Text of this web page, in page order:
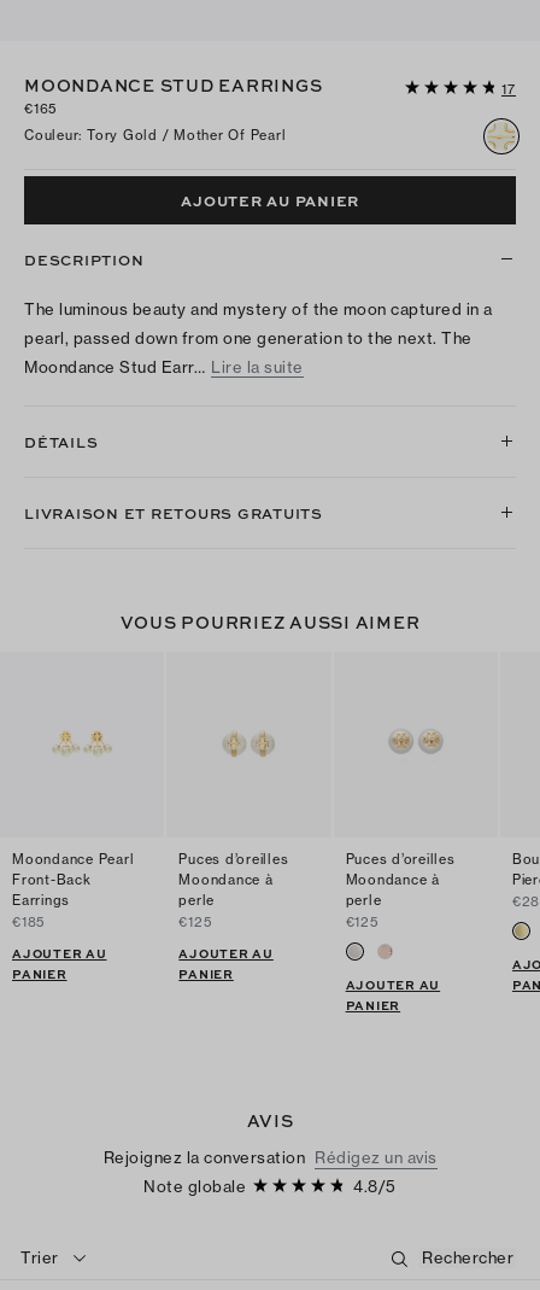
MOONDANCE STUD EARRINGS
17
€165
Couleur: Tory Gold / Mother Of Pearl
AJOUTER AU PANIER
DESCRIPTION
The luminous beauty and mystery of the moon captured in a
pearl, passed down from one generation to the next. The
Moondance Stud Earr… Lire la suite
DÉTAILS
LIVRAISON ET RETOURS GRATUITS
VOUS POURRIEZ AUSSI AIMER
Moondance Pearl
Front-Back
Earrings
€185
AJOUTER AU
PANIER
Puces d’oreilles
Moondance à
perle
€125
AJOUTER AU
PANIER
Puces d’oreilles
Moondance à
perle
€125
AJOUTER AU
PANIER
AVIS
Rejoignez la conversation Rédigez un avis
Note globale
4.8/5
Trier